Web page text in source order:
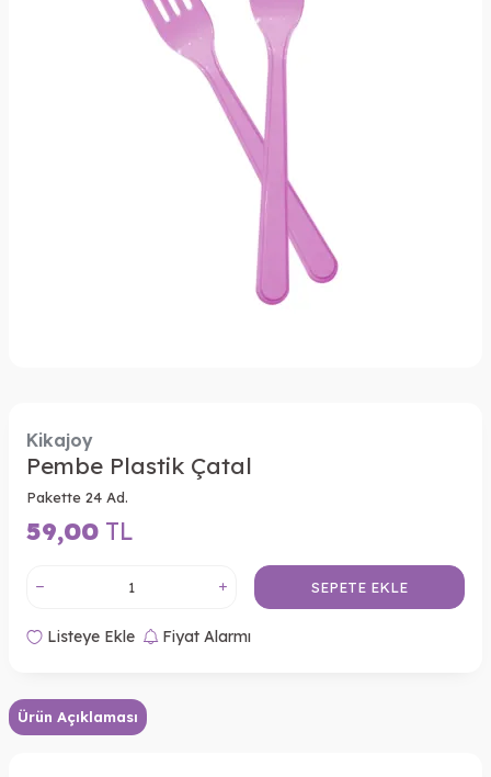
Kikajoy
Pembe Plastik Çatal
Pakette 24 Ad.
59,00 TL
SEPETE EKLE
Listeye Ekle Fiyat Alarmı
Ürün Açıklaması